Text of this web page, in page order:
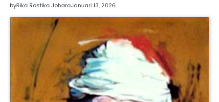
byRika Rostika JoharaJanuari 13, 2026